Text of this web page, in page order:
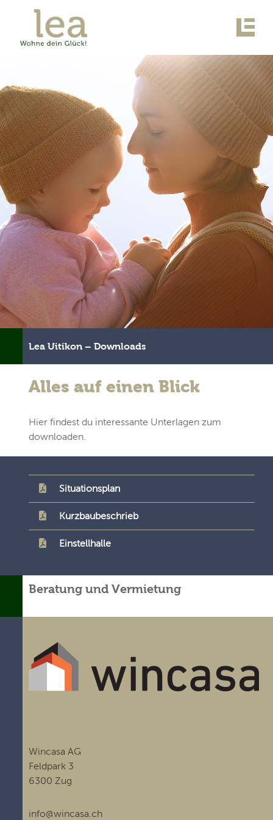
Lea Uitikon – Downloads
Alles auf einen Blick
Hier findest du interessante Unterlagen zum
downloaden.
Situationsplan
Kurzbaubeschrieb
Einstellhalle
Beratung und Vermietung
Wincasa AG
Feldpark 3
6300 Zug
info@wincasa.ch